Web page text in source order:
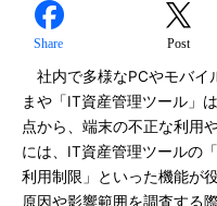
Share Post
社内で多様なPCやモバイ
まや「IT資産管理ツール」
点から、端末の不正な利用
には、IT資産管理ツールの
利用制限」といった機能が
原因や影響範囲を調査する